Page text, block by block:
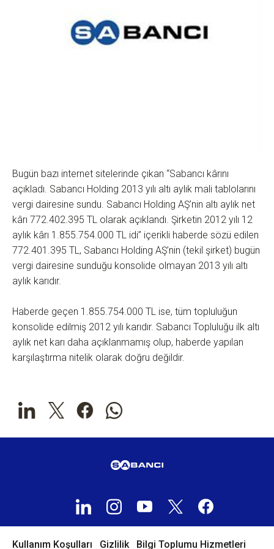
Bugün bazı internet sitelerinde çıkan “Sabancı kârını
açıkladı. Sabancı Holding 2013 yılı altı aylık mali tablolarını
vergi dairesine sundu. Sabancı Holding AŞ’nin altı aylık net
kârı 772.402.395 TL olarak açıklandı. Şirketin 2012 yılı 12
aylık kârı 1.855.754.000 TL idi” içerikli haberde sözü edilen
772.401.395 TL, Sabancı Holding AŞ’nin (tekil şirket) bugün
vergi dairesine sunduğu konsolide olmayan 2013 yılı altı
aylık karıdır.
Haberde geçen 1.855.754.000 TL ise, tüm topluluğun
konsolide edilmiş 2012 yılı karıdır. Sabancı Topluluğu ilk altı
aylık net karı daha açıklanmamış olup, haberde yapılan
karşılaştırma nitelik olarak doğru değildir.
Kullanım Koşulları Gizlilik Bilgi Toplumu Hizmetleri